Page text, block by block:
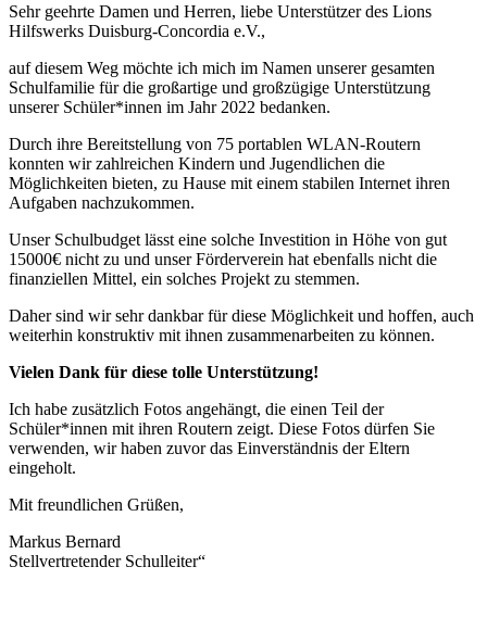
Sehr geehrte Damen und Herren, liebe Unterstützer des Lions
Hilfswerks Duisburg-Concordia e.V.,
auf diesem Weg möchte ich mich im Namen unserer gesamten
Schulfamilie für die großartige und großzügige Unterstützung
unserer Schüler*innen im Jahr 2022 bedanken.
Durch ihre Bereitstellung von 75 portablen WLAN-Routern
konnten wir zahlreichen Kindern und Jugendlichen die
Möglichkeiten bieten, zu Hause mit einem stabilen Internet ihren
Aufgaben nachzukommen.
Unser Schulbudget lässt eine solche Investition in Höhe von gut
15000€ nicht zu und unser Förderverein hat ebenfalls nicht die
finanziellen Mittel, ein solches Projekt zu stemmen.
Daher sind wir sehr dankbar für diese Möglichkeit und hoffen, auch
weiterhin konstruktiv mit ihnen zusammenarbeiten zu können.
Vielen Dank für diese tolle Unterstützung!
Ich habe zusätzlich Fotos angehängt, die einen Teil der
Schüler*innen mit ihren Routern zeigt. Diese Fotos dürfen Sie
verwenden, wir haben zuvor das Einverständnis der Eltern
eingeholt.
Mit freundlichen Grüßen,
Markus Bernard
Stellvertretender Schulleiter“